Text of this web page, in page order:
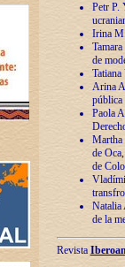
Petr P.
Irina
de
Arina
pública
Paola
Martha
de
de
Natalia
de la
Revista